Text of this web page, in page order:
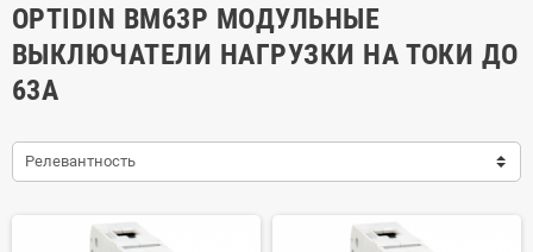
OPTIDIN BM63P МОДУЛЬНЫЕ
ВЫКЛЮЧАТЕЛИ НАГРУЗКИ НА ТОКИ ДО
63А
Релевантность